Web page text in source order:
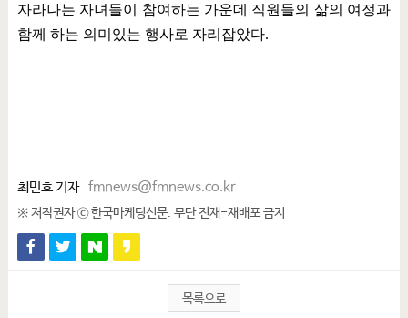
자라나는 자녀들이 참여하는 가운데 직원들의 삶의 여정과
함께 하는 의미있는 행사로 자리잡았다.
최민호 기자 fmnews@fmnews.co.kr
※ 저작권자 ⓒ 한국마케팅신문. 무단 전재-재배포 금지
목록으로